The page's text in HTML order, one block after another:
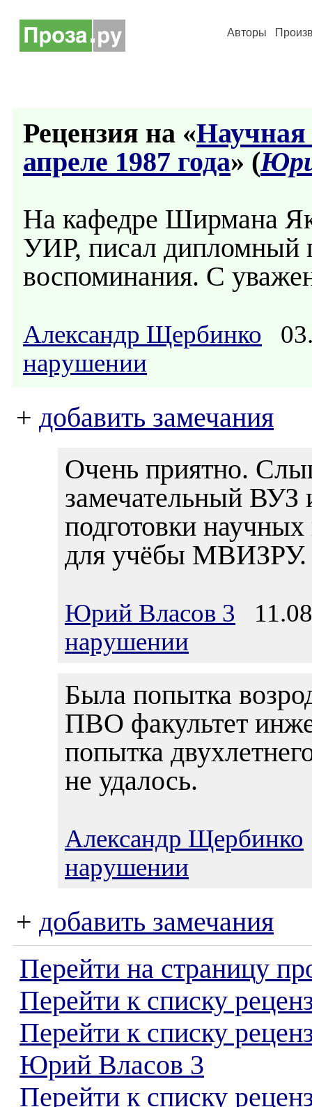
Авторы
Рецензия на «Научная
апреле 1987 года» (
На кафедре Ширмана
УИР, писал дипломный
воспоминания. С
Александр Щербинко
нарушении
+ добавить замечания
Очень приятно.
замечательный ВУЗ
подготовки
для учёбы
Юрий Власов 3
нарушении
Была попытка
ПВО факультет
попытка
не удалось.
Александр Щербинко
нарушении
+ добавить замечания
Перейти на страницу
Перейти к списку
Перейти к списку
Юрий Власов 3
Перейти к списку